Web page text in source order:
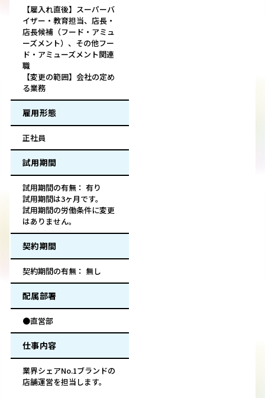
【雇入れ直後】スーパーバ
イザー・教育担当、店長・
店長候補（フード・アミュ
ーズメント）、その他フー
ド・アミューズメント関連
職
【変更の範囲】会社の定め
る業務
雇用形態
正社員
試用期間
試用期間の有無： 有り
試用期間は3ヶ月です。
試用期間の労働条件に変更
はありません。
契約期間
契約期間の有無： 無し
配属部署
●直営部
仕事内容
業界シェアNo.1ブランドの
店舗運営を担当します。